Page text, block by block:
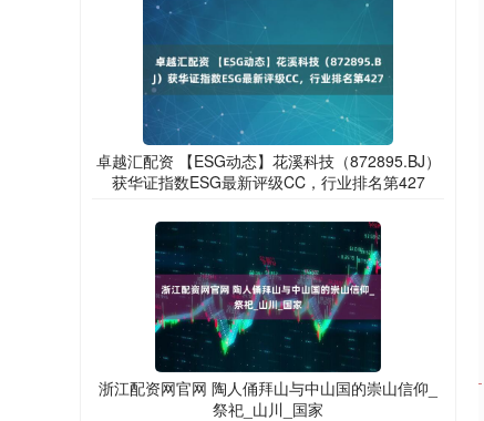
卓越汇配资 【ESG动态】花溪科技（872895.BJ）
获华证指数ESG最新评级CC，行业排名第427
浙江配资网官网 陶人俑拜山与中山国的崇山信仰_
祭祀_山川_国家